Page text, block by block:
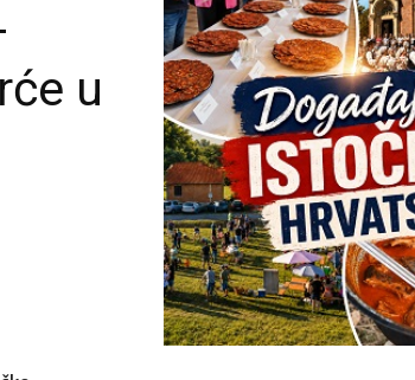
u